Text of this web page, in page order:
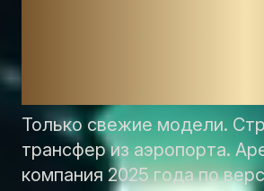
Только свежие модели.
трансфер из аэропорта.
компания 2025 года по